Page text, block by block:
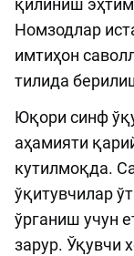
қилиниш
Номзодлар
имтиҳон
тилида
Юқори синф
аҳамияти
кутилмоқда.
ўқитувчилар
ўрганиш учун
зарур. Ўқувчи